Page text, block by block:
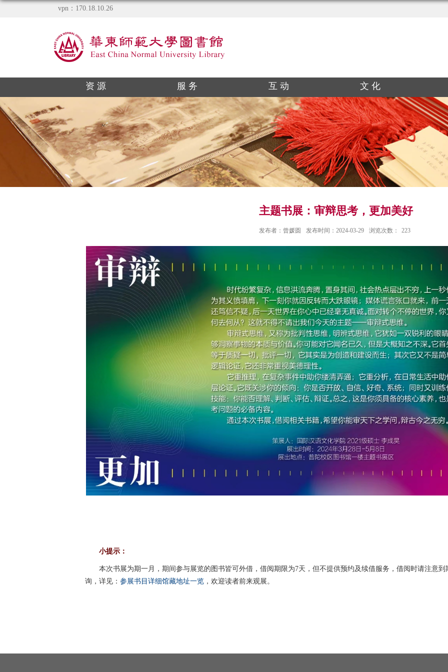
vpn：170.18.10.26
资 源 服 务 互 动 文 化
主题书展：审辩思考，更加美好
发布者：曾媛圆 发布时间：2024-03-29 浏览次数： 223
小提示：
本次书展为期一月，期间参与展览的图书皆可外借，借阅期限为7天，但不提供预约及续借服务，借阅时请注意
询，详见： 参展书目详细馆藏地址一览，欢迎读者前来观展。